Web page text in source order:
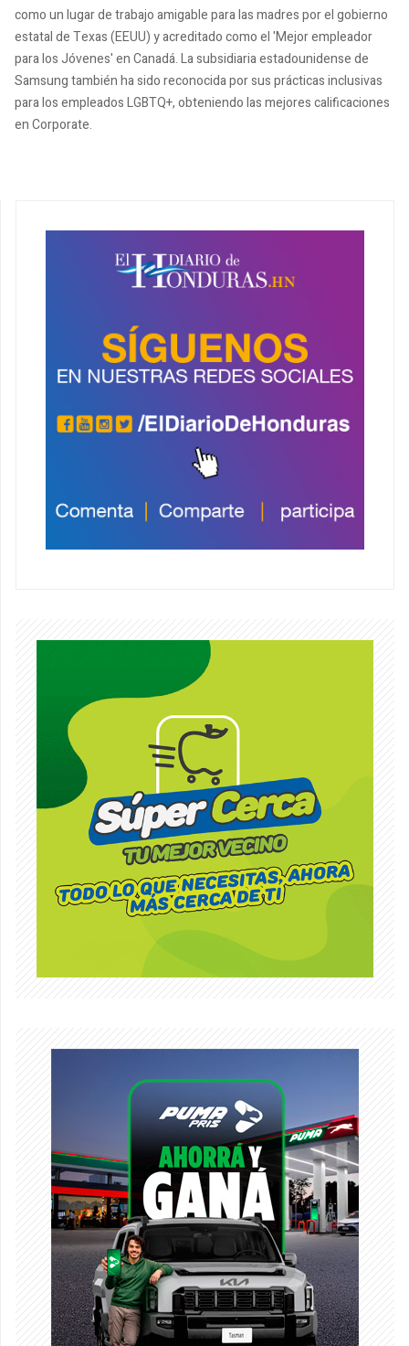
como un lugar de trabajo amigable para las madres por el gobierno
estatal de Texas (EEUU) y acreditado como el 'Mejor empleador
para los Jóvenes' en Canadá. La subsidiaria estadounidense de
Samsung también ha sido reconocida por sus prácticas inclusivas
para los empleados LGBTQ+, obteniendo las mejores calificaciones
en Corporate.